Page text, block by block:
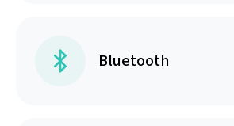
Bluetooth